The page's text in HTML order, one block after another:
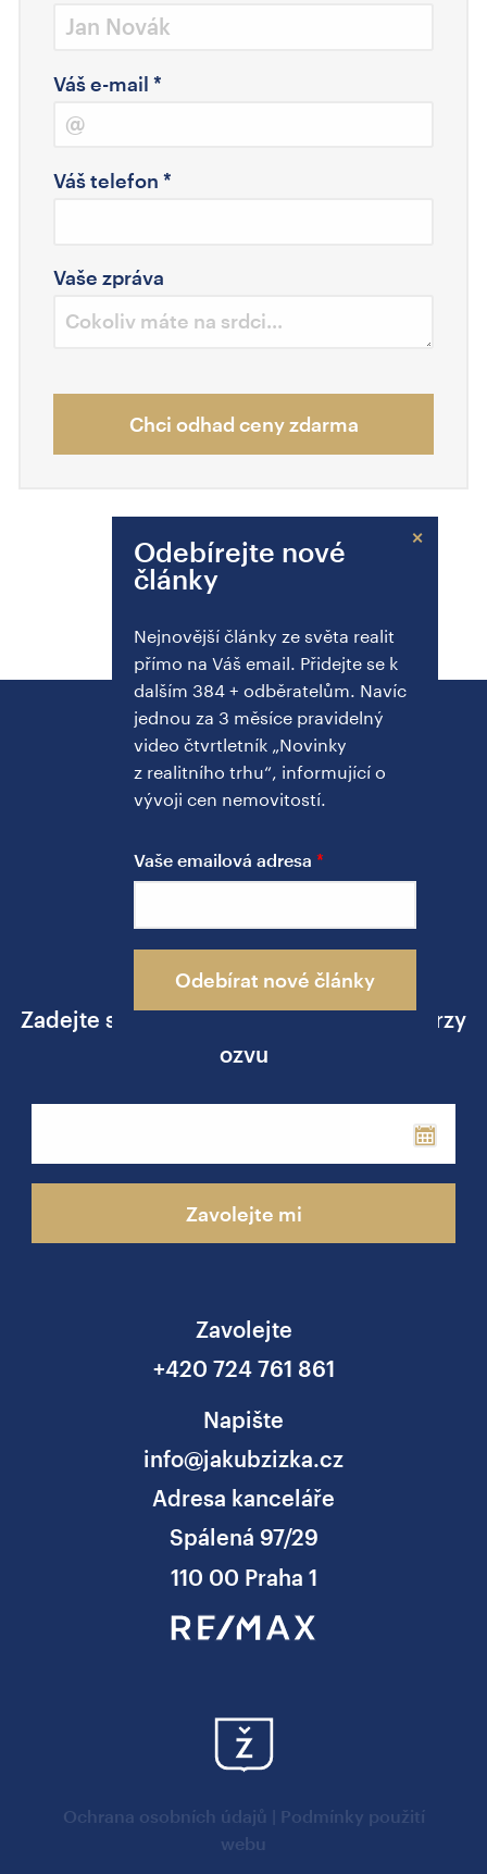
Váš e-mail *
Váš telefon *
Vaše zpráva
Chci odhad ceny zdarma
×
Odebírejte nové
články
Nejnovější články ze světa realit
přímo na Váš email. Přidejte se k
dalším 384 + odběratelům. Navíc
jednou za 3 měsíce pravidelný
video čtvrtletník „Novinky
z realitního trhu“, informující o
vývoji cen nemovitostí.
Vaše emailová adresa
Odebírat nové články
PŘEDNÍ REALITNÍ MAKLÉŘ
Ing. Jakub Žižka
Zadejte své telefonní číslo a já se vám brzy
ozvu
Zavolejte mi
Zavolejte
+420 724 761 861
Napište
info@jakubzizka.cz
Adresa kanceláře
Spálená 97/29
110 00 Praha 1
Ochrana osobních údajů
Podmínky použití
webu